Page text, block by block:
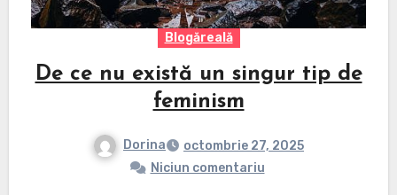
Blogăreală
De ce nu există un singur tip de
feminism
Dorina
octombrie 27, 2025
Niciun comentariu